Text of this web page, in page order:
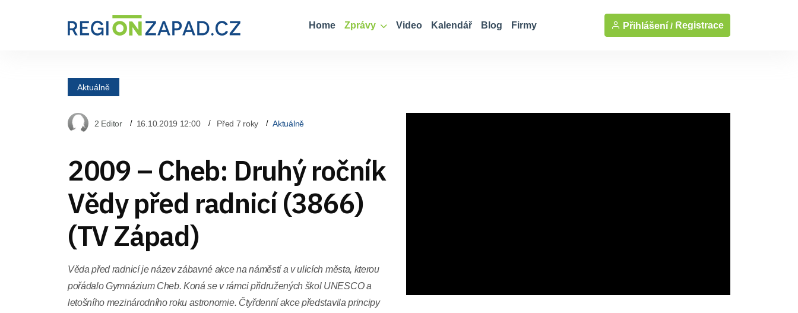
Home Zprávy Video Kalendář Blog Firmy Přihlášení / Registrace
Aktuálně
2 Editor 16.10.2019 12:00 Před 7 roky Aktuálně
2009 – Cheb: Druhý ročník
Vědy před radnicí (3866)
(TV Západ)
Věda před radnicí je název zábavné akce na náměstí a v ulicích města, kterou
pořádalo Gymnázium Cheb. Koná se v rámci přidružených škol UNESCO a
letošního mezinárodního roku astronomie. Čtyřdenní akce představila principy